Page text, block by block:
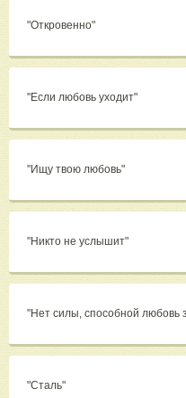
"Откровенно"
"Если любовь уходит"
"Ищу твою любовь"
"Никто не услышит"
"Нет силы, способной любовь
"Сталь"